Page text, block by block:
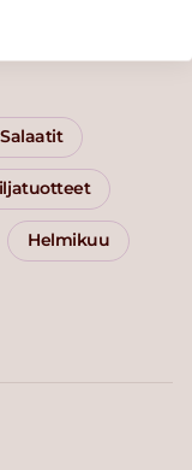
Salaatit
Helmikuu